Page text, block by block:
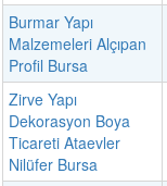
Burmar Yapı
Malzemeleri Alçıpan
Profil Bursa
Zirve Yapı
Dekorasyon Boya
Ticareti Ataevler
Nilüfer Bursa